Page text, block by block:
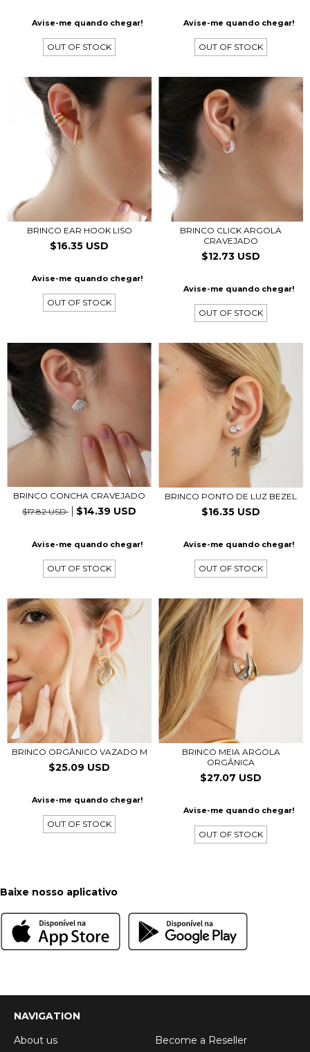
Avise-me quando chegar!
OUT OF STOCK
Avise-me quando chegar!
OUT OF STOCK
BRINCO EAR HOOK LISO
$16.35 USD
Avise-me quando chegar!
OUT OF STOCK
BRINCO CLICK ARGOLA
CRAVEJADO
$12.73 USD
Avise-me quando chegar!
OUT OF STOCK
BRINCO CONCHA CRAVEJADO
$17.82 USD
$14.39 USD
Avise-me quando chegar!
OUT OF STOCK
BRINCO PONTO DE LUZ BEZEL
$16.35 USD
Avise-me quando chegar!
OUT OF STOCK
BRINCO ORGÂNICO VAZADO M
$25.09 USD
Avise-me quando chegar!
OUT OF STOCK
BRINCO MEIA ARGOLA
ORGÂNICA
$27.07 USD
Avise-me quando chegar!
OUT OF STOCK
Baixe nosso aplicativo
NAVIGATION
About us
Become a Reseller